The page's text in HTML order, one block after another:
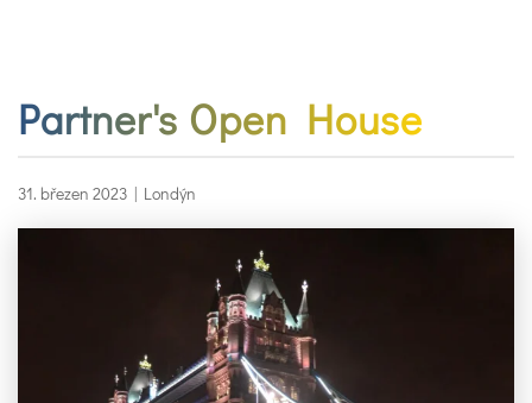
Partner's Open House
31. březen 2023 | Londýn